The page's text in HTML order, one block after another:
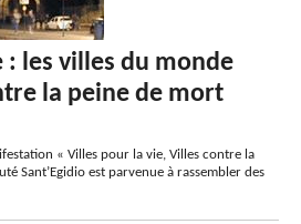
: les villes du monde
la peine de mort
« Villes pour la vie, Villes contre la
Sant’Egidio est parvenue à rassembler des